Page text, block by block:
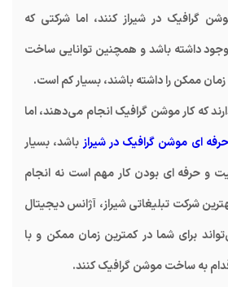
گرافیک در شیراز کنند، اما شرکتی که
داشته باشد و همچنین توانایی ساخت
ممکن را داشته باشند، بسیار کم است.
که کار موشن گرافیک انجام می‌دهند، اما
ای موشن گرافیک در شیرازباشد، بسیار
و حرفه ای بودن کار مهم است نه انجام
شرکت تبلیغاتی شیراز، آژانس دیجیتال
برای شما در کمترین زمان ممکن و با
به ساخت موشن گرافیک کنند.